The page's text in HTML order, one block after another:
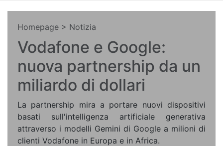
Homepage > Notizia
Vodafone e Google:
nuova partnership da un
miliardo di dollari
La partnership mira a portare nuovi dispositivi
basati sull'intelligenza artificiale generativa
attraverso i modelli Gemini di Google a milioni di
clienti Vodafone in Europa e in Africa.